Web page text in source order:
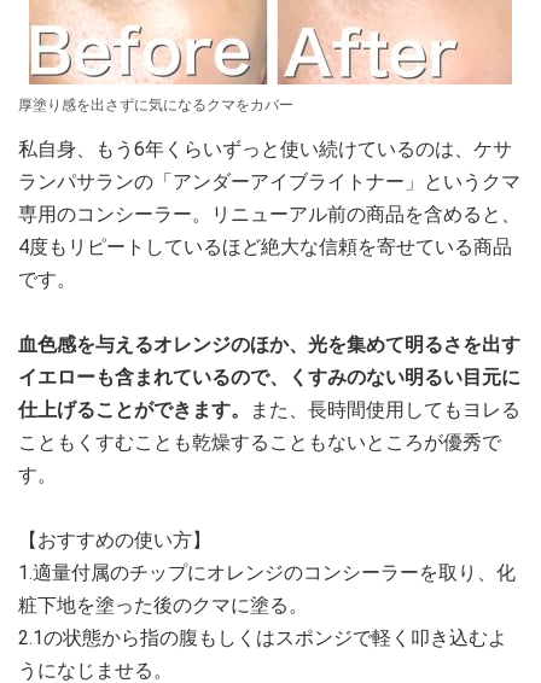
厚塗り感を出さずに気になるクマをカバー
私自身、もう6年くらいずっと使い続けているのは、ケサ
ランパサランの「アンダーアイブライトナー」というクマ
専用のコンシーラー。リニューアル前の商品を含めると、
4度もリピートしているほど絶大な信頼を寄せている商品
です。
血色感を与えるオレンジのほか、光を集めて明るさを出す
イエローも含まれているので、くすみのない明るい目元に
仕上げることができます。
また、長時間使用してもヨレる
こともくすむことも乾燥することもないところが優秀で
す。
【おすすめの使い方】
1.適量付属のチップにオレンジのコンシーラーを取り、化
粧下地を塗った後のクマに塗る。
2.1の状態から指の腹もしくはスポンジで軽く叩き込むよ
うになじませる。